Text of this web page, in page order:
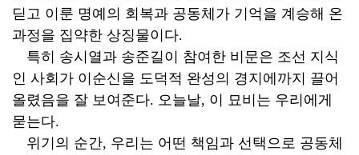
딛고 이룬 명예의 회복과 공동체가 기억을 계승해 온
과정을 집약한 상징물이다.
특히 송시열과 송준길이 참여한 비문은 조선 지식
인 사회가 이순신을 도덕적 완성의 경지에까지 끌어
올렸음을 잘 보여준다. 오늘날, 이 묘비는 우리에게
묻는다.
위기의 순간, 우리는 어떤 책임과 선택으로 공동체